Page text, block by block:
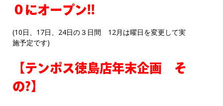
０にオープン!!
(10日、17日、24日の３日間 12月は曜日を変更して実
施予定です)
【テンポス徳島店年末企画 そ
の?】